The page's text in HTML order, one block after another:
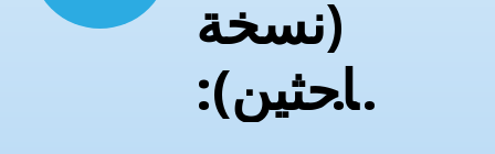
(نسخة
الباحثين):